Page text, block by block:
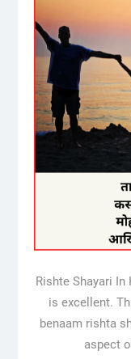
Rishte Shayari
is excellent.
benaam rishta
aspect